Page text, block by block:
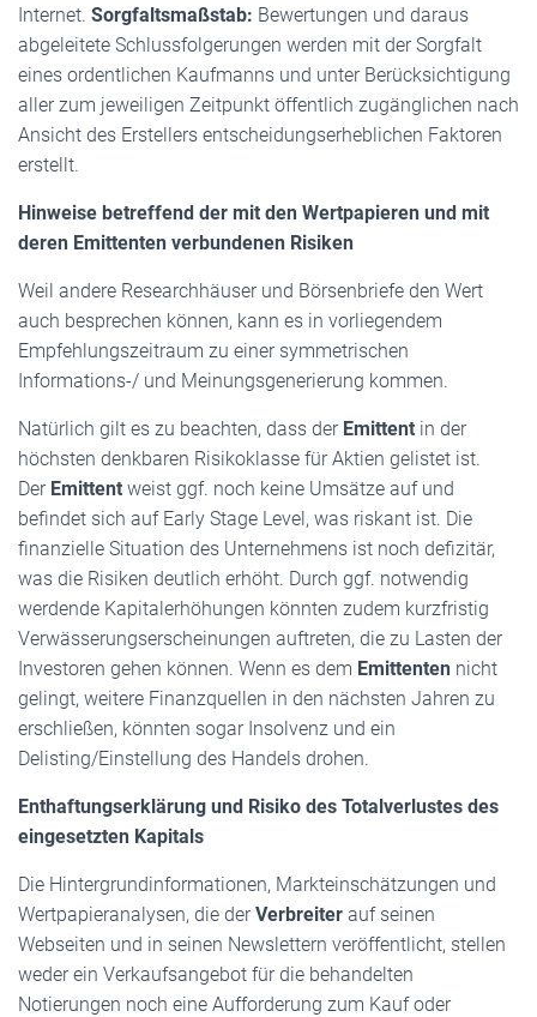
Internet. Sorgfaltsmaßstab: Bewertungen und daraus
abgeleitete Schlussfolgerungen werden mit der Sorgfalt
eines ordentlichen Kaufmanns und unter Berücksichtigung
aller zum jeweiligen Zeitpunkt öffentlich zugänglichen nach
Ansicht des Erstellers entscheidungserheblichen Faktoren
erstellt.
Hinweise betreffend der mit den Wertpapieren und mit
deren Emittenten verbundenen Risiken
Weil andere Researchhäuser und Börsenbriefe den Wert
auch besprechen können, kann es in vorliegendem
Empfehlungszeitraum zu einer symmetrischen
Informations-/ und Meinungsgenerierung kommen.
Natürlich gilt es zu beachten, dass der Emittent in der
höchsten denkbaren Risikoklasse für Aktien gelistet ist.
Der Emittent weist ggf. noch keine Umsätze auf und
befindet sich auf Early Stage Level, was riskant ist. Die
finanzielle Situation des Unternehmens ist noch defizitär,
was die Risiken deutlich erhöht. Durch ggf. notwendig
werdende Kapitalerhöhungen könnten zudem kurzfristig
Verwässerungserscheinungen auftreten, die zu Lasten der
Investoren gehen können. Wenn es dem Emittenten nicht
gelingt, weitere Finanzquellen in den nächsten Jahren zu
erschließen, könnten sogar Insolvenz und ein
Delisting/Einstellung des Handels drohen.
Enthaftungserklärung und Risiko des Totalverlustes des
eingesetzten Kapitals
Die Hintergrundinformationen, Markteinschätzungen und
Wertpapieranalysen, die derVerbreiter auf seinen
Webseiten und in seinen Newslettern veröffentlicht, stellen
weder ein Verkaufsangebot für die behandelten
Notierungen noch eine Aufforderung zum Kauf oder